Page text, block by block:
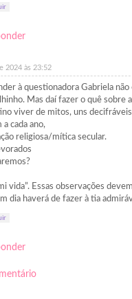
2024 às 23:52
à questionadora Gabriela
Mas daí fazer o quê sobre
viver de mitos, uns
cada ano,
religiosa/mítica secular.
vida”. Essas observações
dia haverá de fazer à tia